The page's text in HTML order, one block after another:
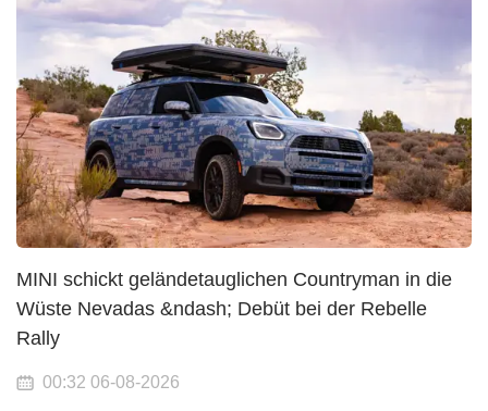
MINI schickt geländetauglichen Countryman in die
Wüste Nevadas &ndash; Debüt bei der Rebelle
Rally
00:32 06-08-2026